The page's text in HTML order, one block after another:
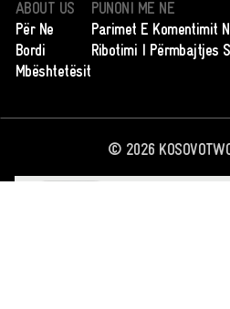
ABOUT US
Për Ne
Bordi
Mbështetësit
PUNONI ME NE
Parimet E Komentimit
Ribotimi I Përmbajtjes
© 2026